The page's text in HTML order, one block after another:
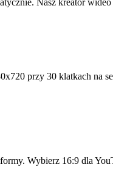
Nasz kreator
przy 30 klatkach na
Wybierz 16:9 dla